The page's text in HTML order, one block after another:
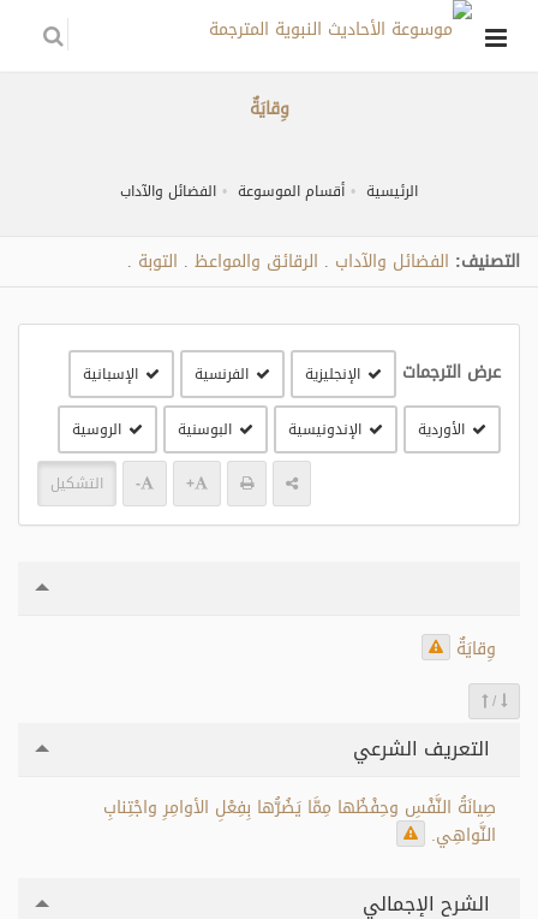
وِقايَةٌ
الرئيسية أقسام الموسوعة الفضائل والآداب
التصنيف: الفضائل والآداب الرقائق والمواعظ التوبة
عرض الترجمات الإنجليزية الفرنسية الإسبانية
الأوردية الإندونيسية البوسنية الروسية
+
- التشكيل
وِقايَةٌ
/
التعريف الشرعي
صِيانَةُ النَّفْسِ وحِفْظُها مِمَّا يَضُرُّها بِفِعْلِ الأوامِرِ واجْتِنابِ
النَّواهِي.
الشرح الإجمالي